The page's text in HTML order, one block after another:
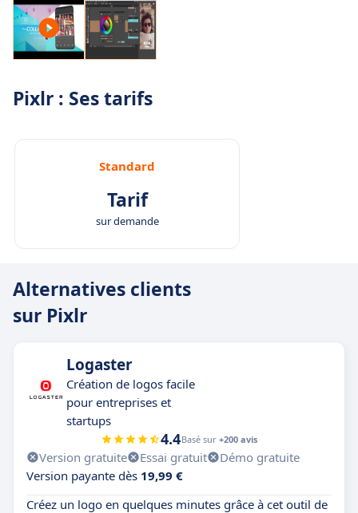
Pixlr : Ses tarifs
Standard
Tarif
sur demande
Alternatives clients
sur Pixlr
Logaster
Création de logos facile
pour entreprises et
startups
4.4Basé sur +200 avis
Version gratuite Essai gratuit
Démo gratuite
Version payante dès 19,99 €
Créez un logo en quelques minutes grâce à cet outil de